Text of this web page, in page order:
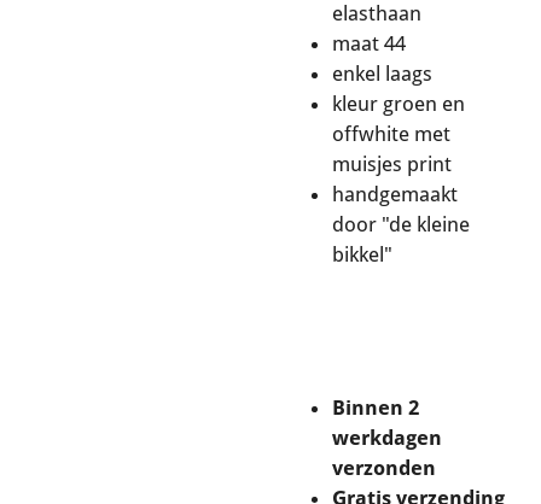
elasthaan
maat 44
enkel laags
kleur groen en
offwhite met
muisjes print
handgemaakt
door "de kleine
bikkel"
Binnen 2
werkdagen
verzonden
Gratis verzending